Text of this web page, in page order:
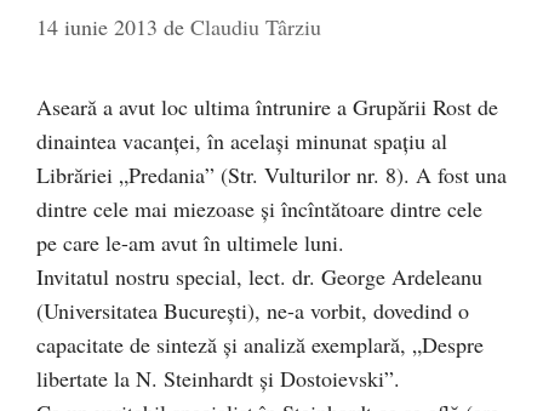
14 iunie 2013 de Claudiu Târziu
Aseară a avut loc ultima întrunire a Grupării Rost de
dinaintea vacanţei, în acelaşi minunat spaţiu al
Librăriei „Predania” (Str. Vulturilor nr. 8). A fost una
dintre cele mai miezoase şi încîntătoare dintre cele
pe care le-am avut în ultimele luni.
Invitatul nostru special, lect. dr. George Ardeleanu
(Universitatea Bucureşti), ne-a vorbit, dovedind o
capacitate de sinteză şi analiză exemplară, „Despre
libertate la N. Steinhardt şi Dostoievski”.